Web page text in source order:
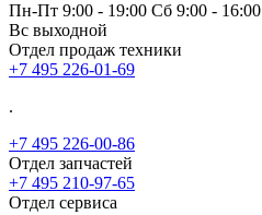
Пн-Пт 9:00 - 19:00 Сб 9:00 - 16:00
Вс выходной
Отдел продаж техники
+7 495 226-01-69
.
+7 495 226-00-86
Отдел запчастей
+7 495 210-97-65
Отдел сервиса